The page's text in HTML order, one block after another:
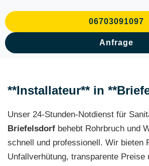
06703091097
Anfrage
**Installateur** in
Unser 24-Stunden-Notdienst für
Briefelsdorf behebt Rohrbruch und
schnell und professionell. Wir bieten
Unfallverhütung, transparente Preise